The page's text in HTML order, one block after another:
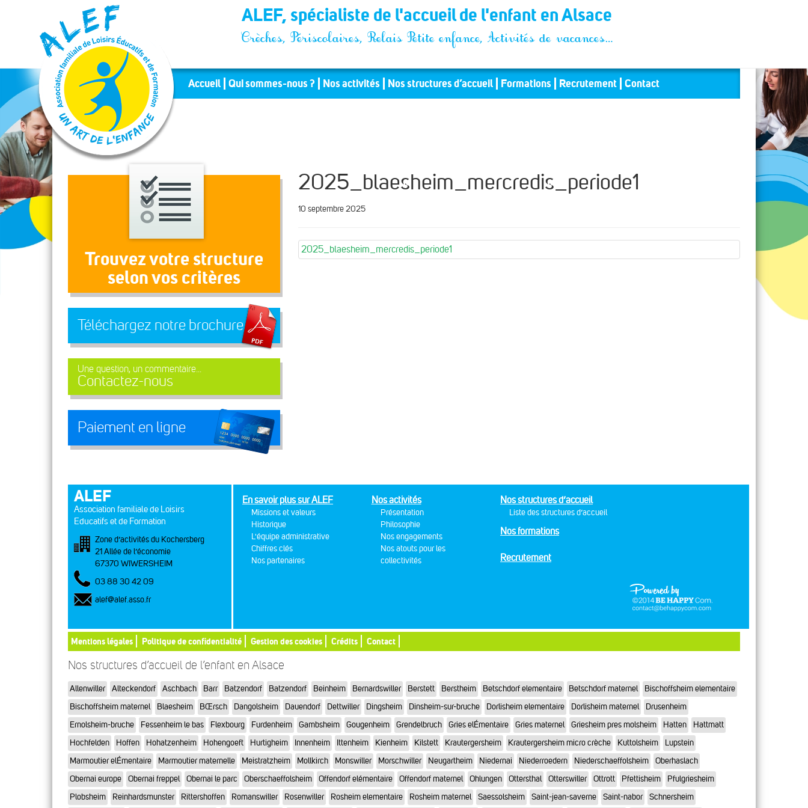
Panneau de gestion des cookies ALEF, spécialiste de l'accueil de l'enfant en Alsace
Crèches, Périscolaires, Relais Petite enfance, Activités de vacances…
Accueil Qui sommes-nous ? Nos activités Nos structures d’accueil Formations Recrutement Contact
Trouvez votre structure
selon vos critères
Téléchargez notre brochure
Une question, un commentaire...
Contactez-nous
Paiement en ligne
2025_blaesheim_mercredis_periode1
10 septembre 2025
2025_blaesheim_mercredis_periode1
ALEF
Association familiale de Loisirs
Educatifs et de Formation
Zone d’activités du Kochersberg
21 Allée de l’économie
67370 WIWERSHEIM
03 88 30 42 09
alef@alef.asso.fr
En savoir plus sur ALEF
Missions et valeurs
Historique
L'équipe administrative
Chiffres clés
Nos partenaires
Nos activités
Présentation
Philosophie
Nos engagements
Nos atouts pour les
collectivités
Nos structures d’accueil
Liste des structures d’accueil
Nos formations
Recrutement
Mentions légales Politique de confidentialité Gestion des cookies Crédits Contact
Nos structures d’accueil de l’enfant en Alsace
Allenwiller Alteckendorf Aschbach Barr Batzendorf Batzendorf Beinheim Bernardswiller Berstett Berstheim Betschdorf elementaire Betschdorf maternel
Bischoffsheim elementaire
Bischoffsheim maternel
Blaesheim BŒrsch Dangolsheim Dauendorf Dettwiller Dingsheim Dinsheim-sur-bruche Dorlisheim elementaire Dorlisheim maternel
Drusenheim
Ernolsheim-bruche
Fessenheim le bas Flexbourg Furdenheim Gambsheim Gougenheim Grendelbruch Gries elÉmentaire Gries maternel Griesheim pres molsheim Hatten
Hattmatt
Hochfelden
Hoffen Hohatzenheim Hohengoeft Hurtigheim Innenheim Ittenheim Kienheim Kilstett Krautergersheim Krautergersheim micro crèche Kuttolsheim
Lupstein
Marmoutier elÉmentaire
Marmoutier maternelle Meistratzheim Mollkirch Monswiller Morschwiller Neugartheim Niedernai Niederroedern Niederschaeffolsheim
Oberhaslach
Obernai europe
Obernai freppel Obernai le parc Oberschaeffolsheim Offendorf elémentaire Offendorf maternel Ohlungen Ottersthal Otterswiller Ottrott Pfettisheim
Pfulgriesheim
Plobsheim
Reinhardsmunster Rittershoffen Romanswiller Rosenwiller Rosheim elementaire Rosheim maternel Saessolsheim Saint-jean-saverne Saint-nabor Schnersheim